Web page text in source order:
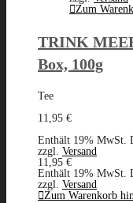
Zum
TRINK
Box, 100g
Tee
11,95 €
Enthält 19% MwSt.
zzgl. Versand
11,95 €
Enthält 19% MwSt.
zzgl. Versand
Zum Warenkorb